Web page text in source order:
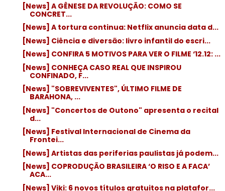
[News] A GÊNESE DA REVOLUÇÃO: COMO SE
CONCRET...
[News] A tortura continua: Netflix anuncia data d...
[News] Ciência e diversão: livro infantil do escri...
[News] CONFIRA 5 MOTIVOS PARA VER O FILME ‘12.12: ...
[News] CONHEÇA CASO REAL QUE INSPIROU
CONFINADO, F...
[News] "SOBREVIVENTES", ÚLTIMO FILME DE
BARAHONA, ...
[News] "Concertos de Outono" apresenta o recital
d...
[News] Festival Internacional de Cinema da
Frontei...
[News] Artistas das periferias paulistas já podem...
[News] COPRODUÇÃO BRASILEIRA ‘O RISO E A FACA’
ACA...
[News] Viki: 6 novos títulos gratuitos na platafor...